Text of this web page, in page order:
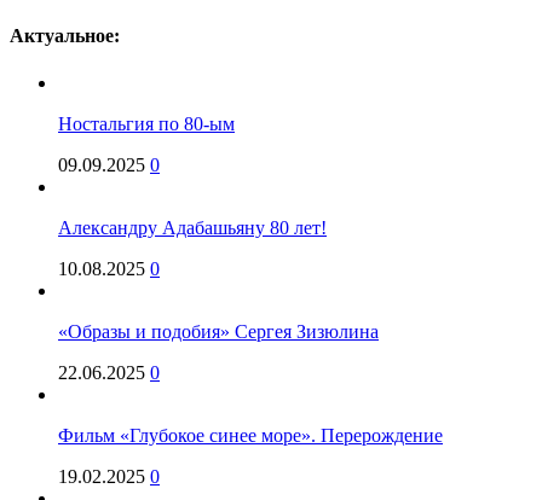
Актуальное:
Ностальгия по 80-ым
09.09.2025 0
Александру Адабашьяну 80 лет!
10.08.2025 0
«Образы и подобия» Сергея Зизюлина
22.06.2025 0
Фильм «Глубокое синее море». Перерождение
19.02.2025 0